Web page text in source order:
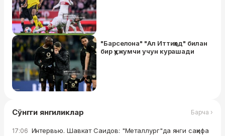
"Барселона" "Ал Иттиҳод" билан
бир ҳужумчи учун курашади
Сўнгги янгиликлар Барча ›
17:06 Интервью. Шавкат Саидов: "Металлург"да янги саҳифа